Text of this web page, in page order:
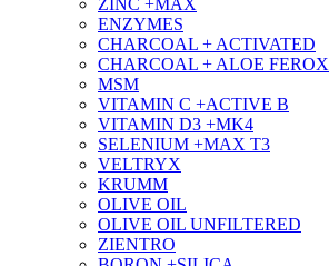
ZINC +MAX
ENZYMES
CHARCOAL + ACTIVATED
CHARCOAL + ALOE FEROX
MSM
VITAMIN C +ACTIVE B
VITAMIN D3 +MK4
SELENIUM +MAX T3
VELTRYX
KRUMM
OLIVE OIL
OLIVE OIL UNFILTERED
ZIENTRO